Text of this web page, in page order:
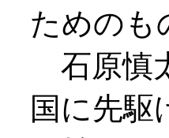
ためのも
石原慎
国に先駆